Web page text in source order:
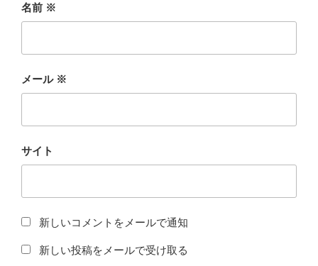
名前 ※
メール ※
サイト
新しいコメントをメールで通知
新しい投稿をメールで受け取る